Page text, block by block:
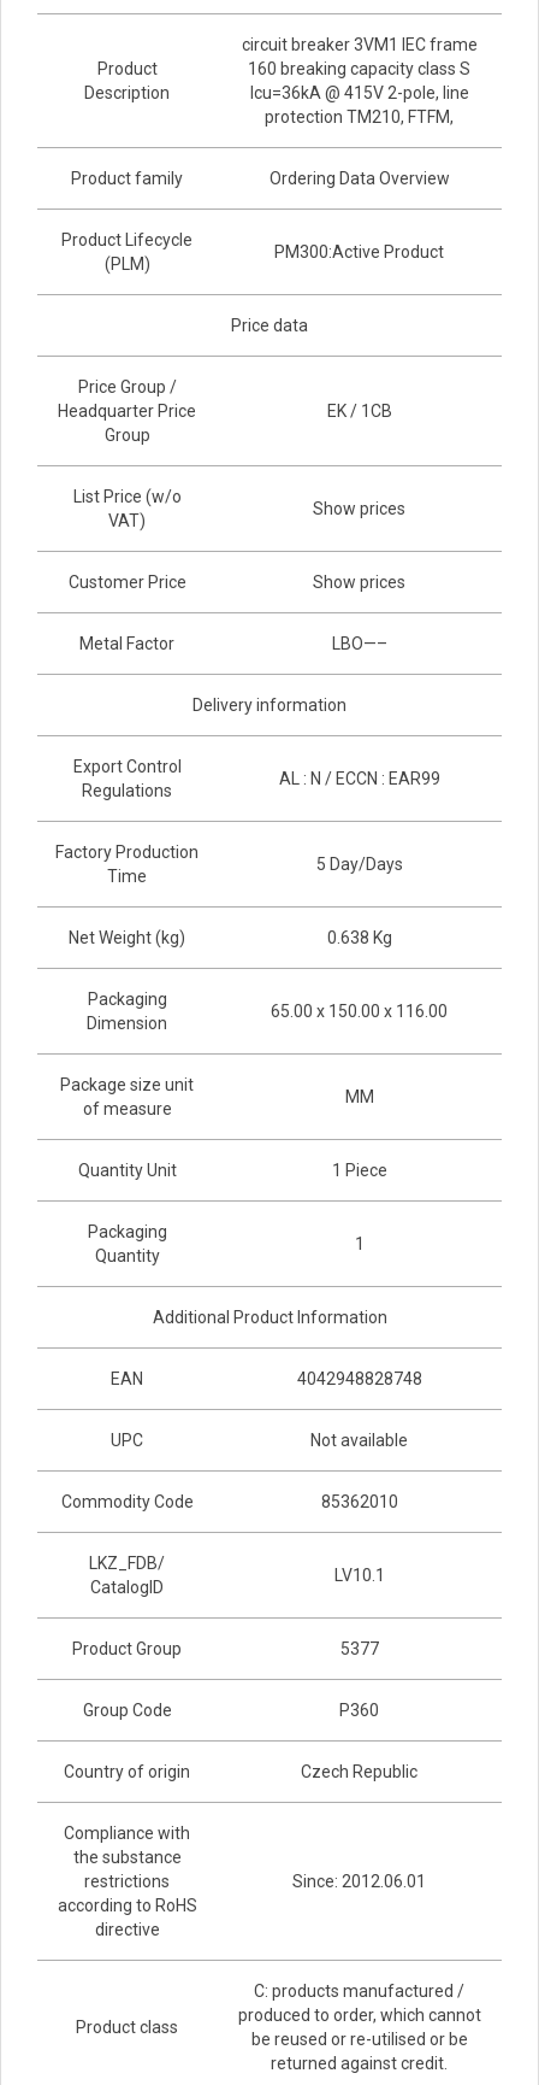
Product
Description
circuit breaker 3VM1 IEC frame
160 breaking capacity class S
Icu=36kA @ 415V 2-pole, line
protection TM210, FTFM,
Product family Ordering Data Overview
Product Lifecycle
(PLM)
PM300:Active Product
Price data
Price Group /
Headquarter Price
Group
EK / 1CB
List Price (w/o
VAT)
Show prices
Customer Price Show prices
Metal Factor LBO—–
Delivery information
Export Control
Regulations
AL : N / ECCN : EAR99
Factory Production
Time
5 Day/Days
Net Weight (kg) 0.638 Kg
Packaging
Dimension
65.00 x 150.00 x 116.00
Package size unit
of measure
MM
Quantity Unit 1 Piece
Packaging
Quantity
1
Additional Product Information
EAN 4042948828748
UPC Not available
Commodity Code 85362010
LKZ_FDB/
CatalogID
LV10.1
Product Group 5377
Group Code P360
Country of origin Czech Republic
Compliance with
the substance
restrictions
according to RoHS
directive
Since: 2012.06.01
Product class
C: products manufactured /
produced to order, which cannot
be reused or re-utilised or be
returned against credit.